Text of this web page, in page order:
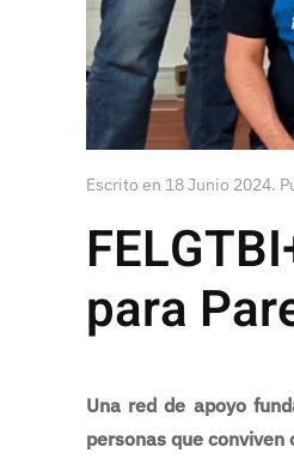
Escrito en 18 Junio 2024.
para
Una red de apoyo
personas que conviven